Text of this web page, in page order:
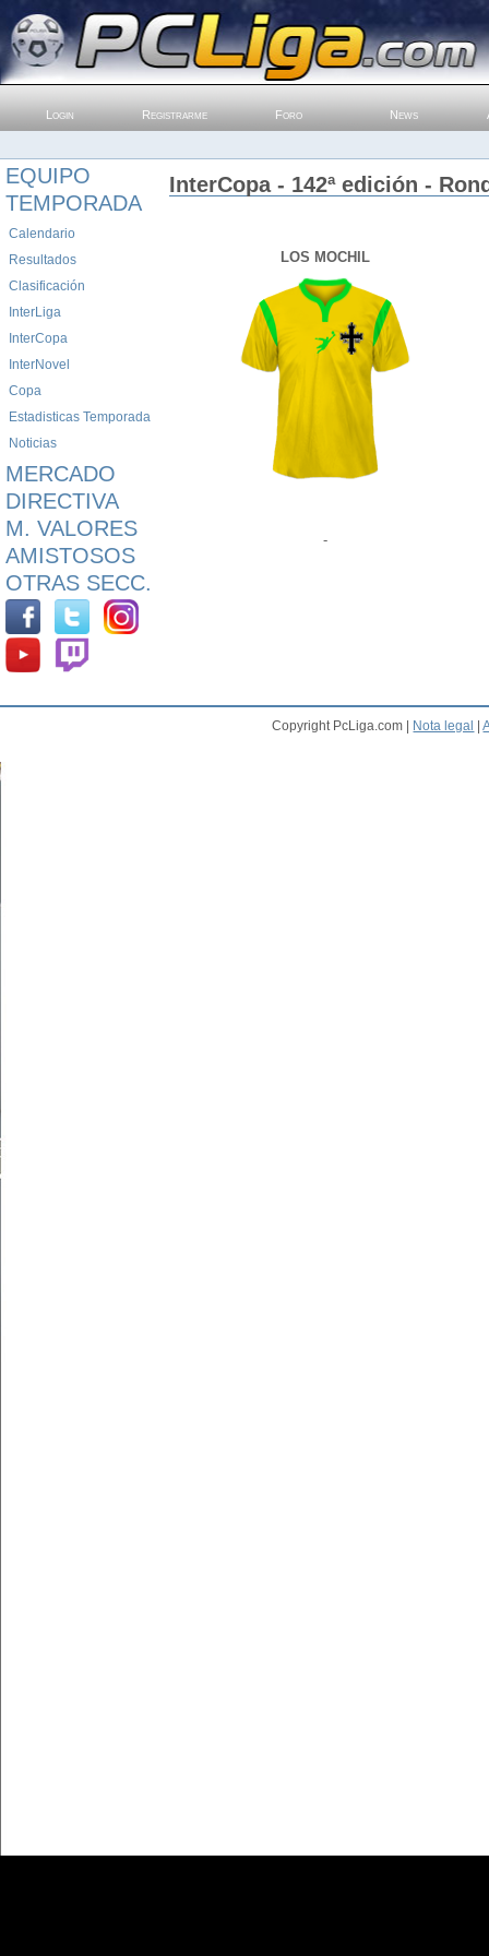
Login Registrarme Foro News
EQUIPO
TEMPORADA
Calendario
Resultados
Clasificación
InterLiga
InterCopa
InterNovel
Copa
Estadisticas Temporada
Noticias
MERCADO
DIRECTIVA
M. VALORES
AMISTOSOS
OTRAS SECC.
InterCopa - 142ª edición -
LOS MOCHIL
-
Copyright PcLiga.com | Nota legal |